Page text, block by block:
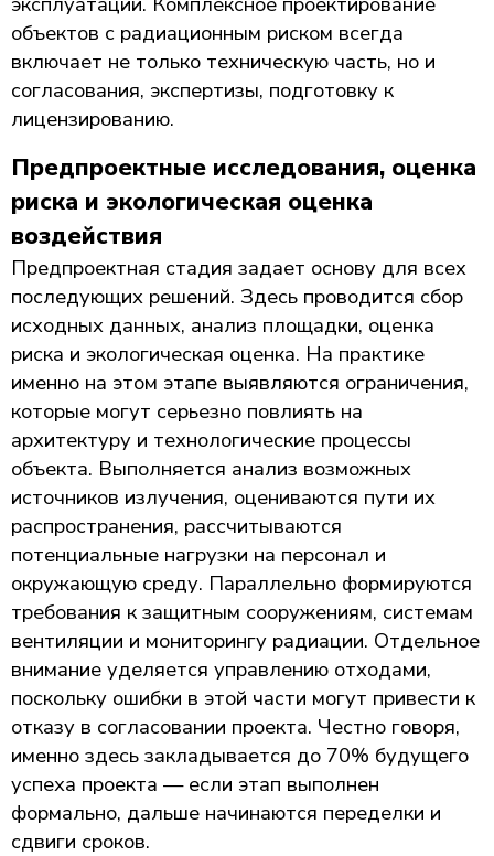
объектов с радиационным риском всегда
включает не только техническую часть, но и
согласования, экспертизы, подготовку к
лицензированию.
Предпроектные исследования, оценка
риска и экологическая оценка
воздействия
Предпроектная стадия задает основу для всех
последующих решений. Здесь проводится сбор
исходных данных, анализ площадки, оценка
риска и экологическая оценка. На практике
именно на этом этапе выявляются ограничения,
которые могут серьезно повлиять на
архитектуру и технологические процессы
объекта. Выполняется анализ возможных
источников излучения, оцениваются пути их
распространения, рассчитываются
потенциальные нагрузки на персонал и
окружающую среду. Параллельно формируются
требования к защитным сооружениям, системам
вентиляции и мониторингу радиации. Отдельное
внимание уделяется управлению отходами,
поскольку ошибки в этой части могут привести к
отказу в согласовании проекта. Честно говоря,
именно здесь закладывается до 70% будущего
успеха проекта — если этап выполнен
формально, дальше начинаются переделки и
сдвиги сроков.